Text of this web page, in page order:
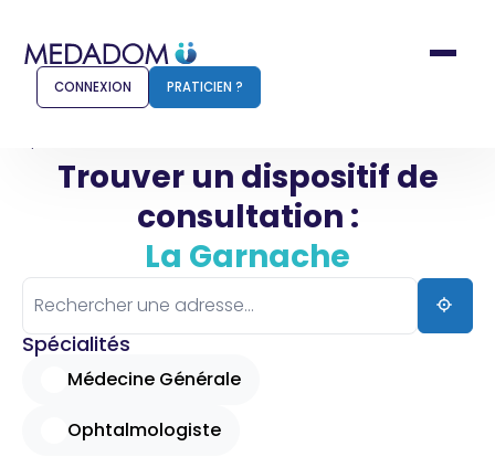
Comment ça marche ?
Pharmacien
Connexion
CONNEXION PRATICIEN ?
Trouver un dispositif de
consultation :
La Garnache
Spécialités
Médecine Générale
Ophtalmologiste